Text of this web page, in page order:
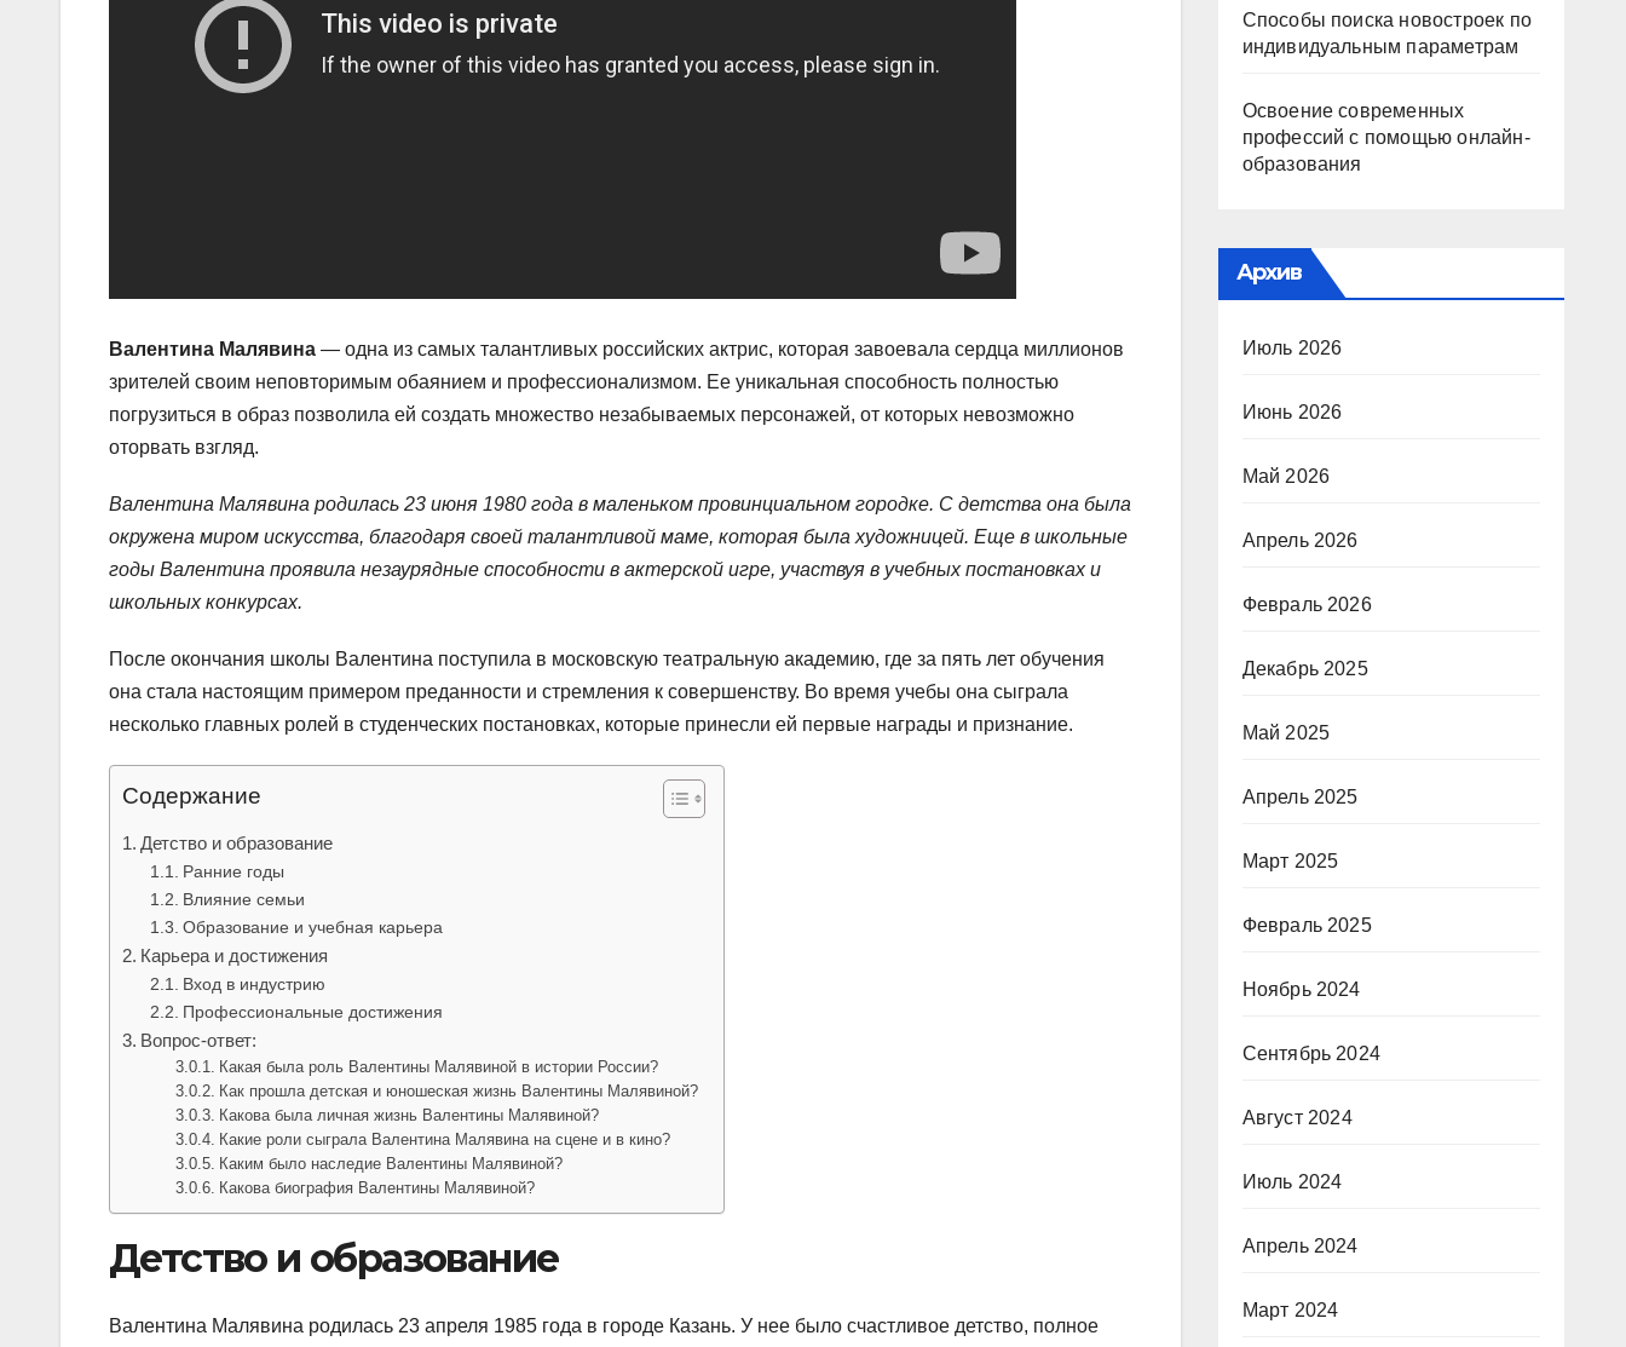
Валентина Малявина — одна из самых талантливых российских актрис, которая завоевала сердца миллионов
зрителей своим неповторимым обаянием и профессионализмом. Ее уникальная способность полностью
погрузиться в образ позволила ей создать множество незабываемых персонажей, от которых невозможно
оторвать взгляд.
Валентина Малявина родилась 23 июня 1980 года в маленьком провинциальном городке. С детства она была
окружена миром искусства, благодаря своей талантливой маме, которая была художницей. Еще в школьные
годы Валентина проявила незаурядные способности в актерской игре, участвуя в учебных постановках и
школьных конкурсах.
После окончания школы Валентина поступила в московскую театральную академию, где за пять лет обучения
она стала настоящим примером преданности и стремления к совершенству. Во время учебы она сыграла
несколько главных ролей в студенческих постановках, которые принесли ей первые награды и признание.
Содержание
Детство и образование
Ранние годы
Влияние семьи
Образование и учебная карьера
Карьера и достижения
Вход в индустрию
Профессиональные достижения
Вопрос-ответ:
Какая была роль Валентины Малявиной в истории России?
Как прошла детская и юношеская жизнь Валентины Малявиной?
Какова была личная жизнь Валентины Малявиной?
Какие роли сыграла Валентина Малявина на сцене и в кино?
Каким было наследие Валентины Малявиной?
Какова биография Валентины Малявиной?
Детство и образование
Валентина Малявина родилась 23 апреля 1985 года в городе Казань. У нее было счастливое детство, полное
Способы поиска новостроек по
индивидуальным параметрам
Освоение современных
профессий с помощью онлайн-
образования
Архив
Июль 2026
Июнь 2026
Май 2026
Апрель 2026
Февраль 2026
Декабрь 2025
Май 2025
Апрель 2025
Март 2025
Февраль 2025
Ноябрь 2024
Сентябрь 2024
Август 2024
Июль 2024
Апрель 2024
Март 2024